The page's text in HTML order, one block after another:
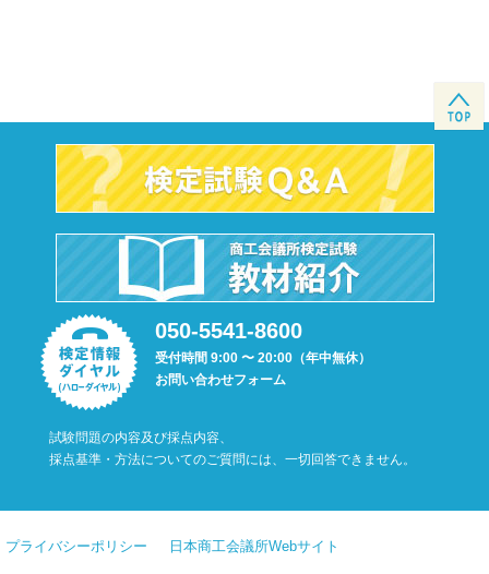
050-5541-8600
受付時間 9:00 〜 20:00（年中無休）
お問い合わせフォーム
試験問題の内容及び採点内容、
採点基準・方法についてのご質問には、一切回答できません。
プライバシーポリシー 日本商工会議所Webサイト